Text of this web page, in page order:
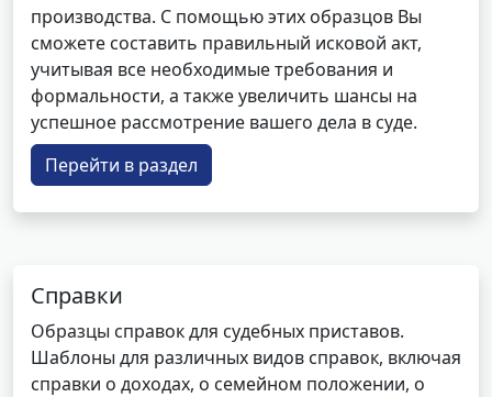
производства. С помощью этих образцов Вы
сможете составить правильный исковой акт,
учитывая все необходимые требования и
формальности, а также увеличить шансы на
успешное рассмотрение вашего дела в суде.
Перейти в раздел
Справки
Образцы справок для судебных приставов.
Шаблоны для различных видов справок, включая
справки о доходах, о семейном положении, о